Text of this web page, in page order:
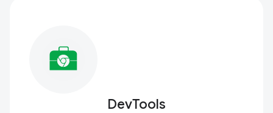
DevTools